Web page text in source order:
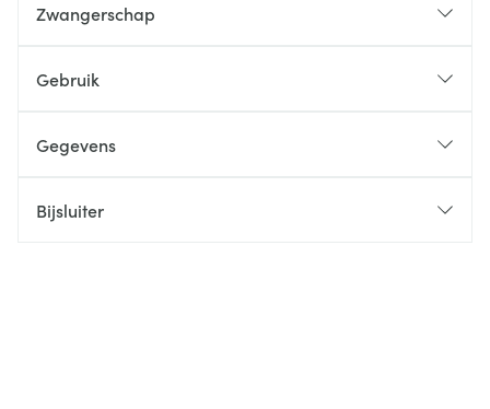
Zwangerschap
Gebruik
Gegevens
Bijsluiter